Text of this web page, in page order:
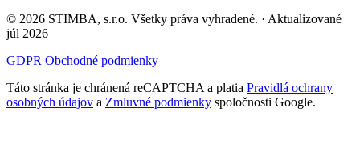
© 2026 STIMBA, s.r.o. Všetky práva vyhradené. · Aktualizované
júl 2026
GDPR Obchodné podmienky
Táto stránka je chránená reCAPTCHA a platia Pravidlá ochrany
osobných údajov a Zmluvné podmienky spoločnosti Google.